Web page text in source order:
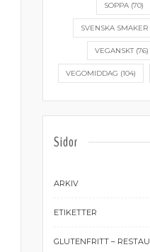
SOPPA (70)
SVENSKA SMAKER
VEGANSKT(76)
VEGOMIDDAG (104)
Sidor
ARKIV
ETIKETTER
GLUTENFRITT –